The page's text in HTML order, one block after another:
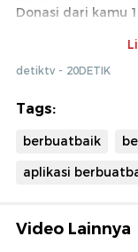
Donasi dari kamu
Berbuatbaik.id
detiknetwork yang
detiktv - 20DETIK
Tags:
berbuatbaik
aplikasi
Video Lainnya